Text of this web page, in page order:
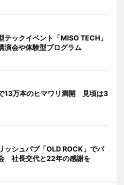
テックイベント「MISO TECH」
会や体験型プログラム
13万本のヒマワリ満開 見頃は3
ッシュパブ「OLD ROCK」でバ
社長交代と22年の感謝を